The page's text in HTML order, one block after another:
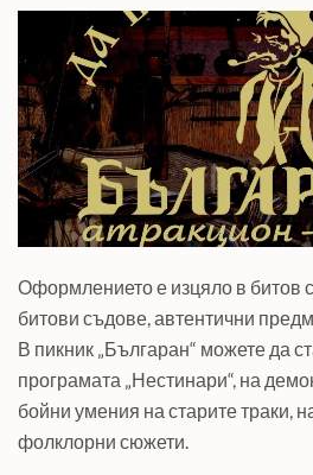
Оформлението е изцяло в битов
битови съдове, автентични
В пикник „Българан“ можете да
програмата „Нестинари“, на
бойни умения на старите траки,
фолклорни сюжети.